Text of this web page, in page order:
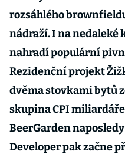
rozsáhlého
nádraží. I na nedaleké
nahradí populární
Rezidenční projekt
dvěma stovkami bytů
skupina CPI
BeerGarden
Developer pak začne